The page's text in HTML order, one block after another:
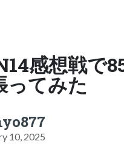
感想戦で
ってみた
10, 2025